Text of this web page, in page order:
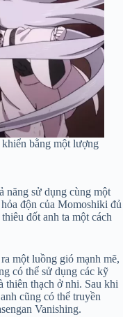
bằng một lượng
năng sử dụng cùng một
độn của Momoshiki đủ
đốt anh ta một cách
một luồng gió mạnh mẽ,
có thể sử dụng các kỹ
thiên thạch ở nhi. Sau khi
cũng có thể truyền
Vanishing.